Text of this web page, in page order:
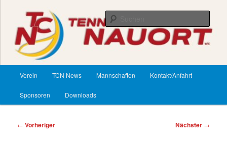
springenTennisClub Nauort
Verein TCN News Mannschaften Kontakt/Anfahrt
Sponsoren Downloads
Beitragsnavigation
← Vorheriger Nächster →